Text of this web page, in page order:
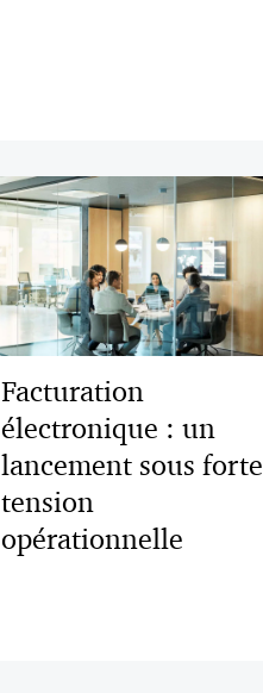
Facturation
électronique : un
lancement sous forte
tension
opérationnelle